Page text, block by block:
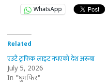
WhatsApp
Related
एउटै ट्राफिक लाइट नभएको देश अरूबा
July 5, 2026
In "घुमफिर"